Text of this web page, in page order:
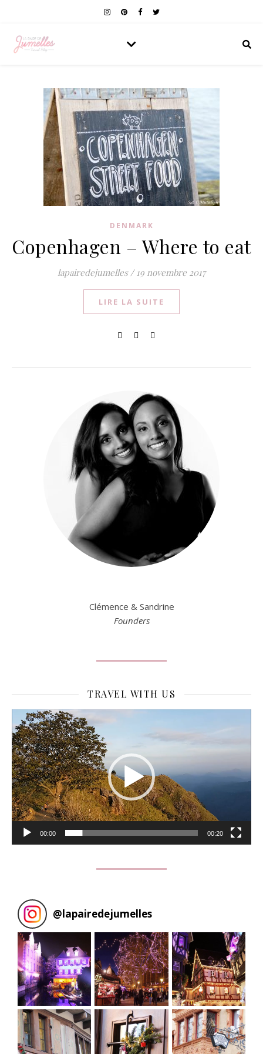
DENMARK
Copenhagen – Where to eat
lapairedejumelles / 19 novembre 2017
LIRE LA SUITE
Clémence & Sandrine
Founders
TRAVEL WITH US
Lecteur
vidéo
00:00 00:20
@lapairedejumelles